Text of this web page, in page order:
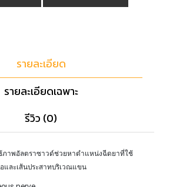
รายละเอียด
รายละเอียดเฉพาะ
รีวิว (0)
ภาพอัลตราซาวด์ช่วยหาตำแหน่งฉีดยาที่ใช้
และเส้นประสาทบริเวณแขน